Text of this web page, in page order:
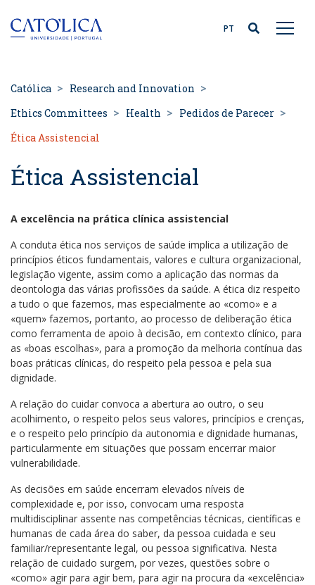
PT
Católica
Research and Innovation
Ethics Committees
Health
Pedidos de Parecer
Ética Assistencial
Ética Assistencial
A excelência na prática clínica assistencial
A conduta ética nos serviços de saúde implica a utilização de
princípios éticos fundamentais, valores e cultura organizacional,
legislação vigente, assim como a aplicação das normas da
deontologia das várias profissões da saúde. A ética diz respeito
a tudo o que fazemos, mas especialmente ao «como» e a
«quem» fazemos, portanto, ao processo de deliberação ética
como ferramenta de apoio à decisão, em contexto clínico, para
as «boas escolhas», para a promoção da melhoria contínua das
boas práticas clínicas, do respeito pela pessoa e pela sua
dignidade.
A relação do cuidar convoca a abertura ao outro, o seu
acolhimento, o respeito pelos seus valores, princípios e crenças,
e o respeito pelo princípio da autonomia e dignidade humanas,
particularmente em situações que possam encerrar maior
vulnerabilidade.
As decisões em saúde encerram elevados níveis de
complexidade e, por isso, convocam uma resposta
multidisciplinar assente nas competências técnicas, científicas e
humanas de cada área do saber, da pessoa cuidada e seu
familiar/representante legal, ou pessoa significativa. Nesta
relação de cuidado surgem, por vezes, questões sobre o
«como» agir para agir bem, para agir na procura da «excelência»